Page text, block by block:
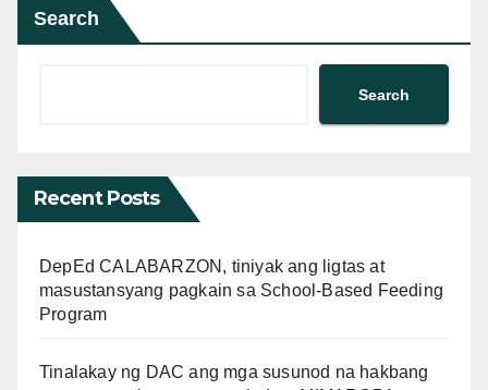
Search
Search
Recent Posts
DepEd CALABARZON, tiniyak ang ligtas at
masustansyang pagkain sa School-Based Feeding
Program
Tinalakay ng DAC ang mga susunod na hakbang